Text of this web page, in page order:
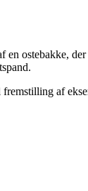
en ostebakke,